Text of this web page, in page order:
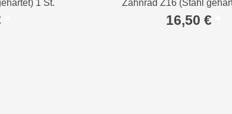
1 St. Zahnrad Z16 (Stahl
16,50 €